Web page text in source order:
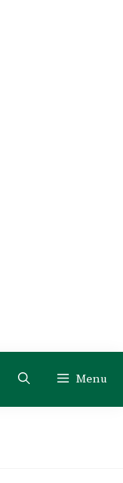
Menu